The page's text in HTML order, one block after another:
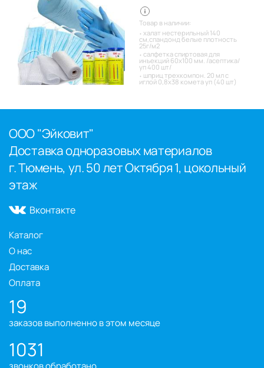
Товар в наличии:
халат нестерильный 140
см,спандонд белые плотность
25г/м2
салфетка спиртовая для
инъекций 60х100 мм. /асептика/
уп 400 шт/
шприц трехкомпон. 20 мл с
иглой 0,8х38 комета уп (40 шт)
ООО "Эйковит"
Доставка одноразовых материалов
г. Тюмень, ул. 50 лет Октября 1, цокольный
этаж
Вконтакте
Каталог
О нас
Доставка
Оплата
19
заказов выполненно в этом месяце
1031